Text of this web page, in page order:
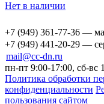
Нет в наличии
+7 (949) 361-77-36 —
+7 (949) 441-20-29 —
mail@cc-dn.ru
пн-пт 9:00-17:00, сб-вс
Политика обработки
конфиденциальности
пользования сайтом